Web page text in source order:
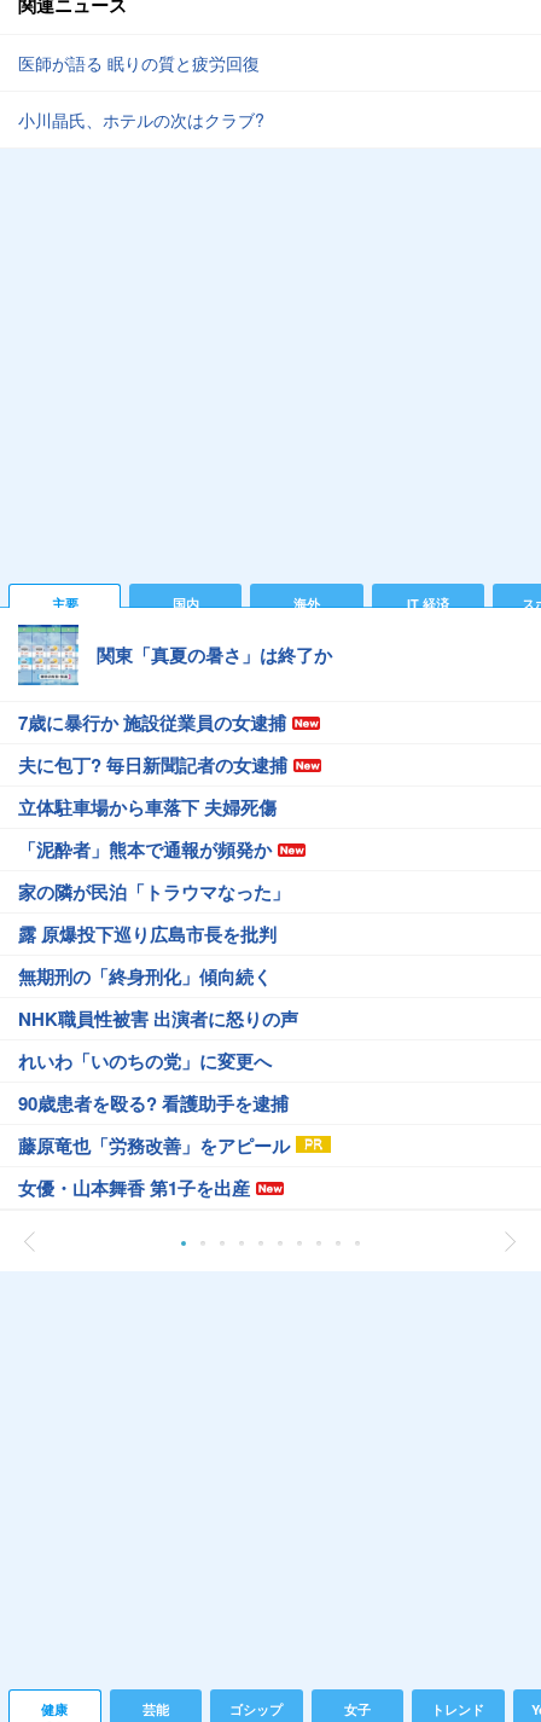
医師が語る 眠りの質と疲労回復
小川晶氏、ホテルの次はクラブ?
主要 国内 海外 IT 経済 ス
関東「真夏の暑さ」は終了か
7歳に暴行か 施設従業員の女逮捕
夫に包丁? 毎日新聞記者の女逮捕
立体駐車場から車落下 夫婦死傷
「泥酔者」熊本で通報が頻発か
家の隣が民泊「トラウマなった」
露 原爆投下巡り広島市長を批判
無期刑の「終身刑化」傾向続く
NHK職員性被害 出演者に怒りの声
れいわ「いのちの党」に変更へ
90歳患者を殴る? 看護助手を逮捕
藤原竜也「労務改善」をアピール
女優・山本舞香 第1子を出産
健康 芸能 ゴシップ 女子 トレンド